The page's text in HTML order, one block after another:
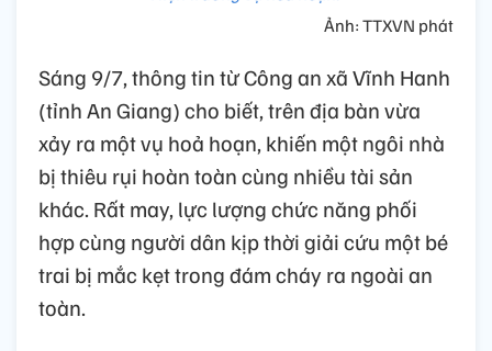
Ảnh: TTXVN phát
Sáng 9/7, thông tin từ Công an xã Vĩnh Hanh
(tỉnh An Giang) cho biết, trên địa bàn vừa
xảy ra một vụ hoả hoạn, khiến một ngôi nhà
bị thiêu rụi hoàn toàn cùng nhiều tài sản
khác. Rất may, lực lượng chức năng phối
hợp cùng người dân kịp thời giải cứu một bé
trai bị mắc kẹt trong đám cháy ra ngoài an
toàn.